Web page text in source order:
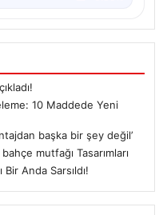
10 Maddede Yeni
başka bir şey değil’
mutfağı Tasarımları
Anda Sarsıldı!